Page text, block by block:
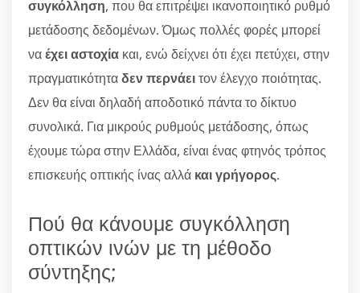
συγκόλληση, που θα επιτρέψει ικανοποιητικό ρυθμό
μετάδοσης δεδομένων. Όμως πολλές φορές μπορεί
ναέχει αστοχία και, ενώ δείχνει ότι έχει πετύχει, στην
πραγματικότηταδεν περνάειτον έλεγχο ποιότητας.
Δεν θα είναι δηλαδή αποδοτικό πάντα το δίκτυο
συνολικά. Για μικρούς ρυθμούς μετάδοσης, όπως
έχουμε τώρα στην Ελλάδα, είναι ένας φτηνός τρόπος
επισκευής οπτικής ίνας αλλά και γρήγορος.
Πού θα κάνουμε συγκόλληση
οπτικών ινών με τη μέθοδο
σύντηξης;